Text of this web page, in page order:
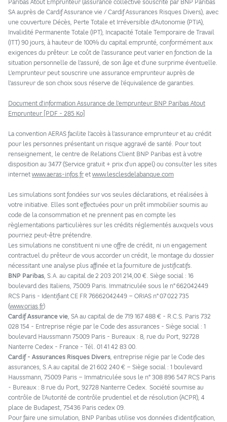
Paribas Atout Emprunteur (assurance collective souscrite par BNP Paribas
SA auprès de Cardif Assurance vie / Cardif Assurances Risques Divers), avec
une couverture Décès, Perte Totale et Irréversible d'Autonomie (PTIA),
Invalidité Permanente Totale (IPT), Incapacité Totale Temporaire de Travail
(ITT) 90 jours, à hauteur de 100% du capital emprunté, conformément aux
exigences du prêteur. Le coût de l'assurance peut varier en fonction de la
situation personnelle de l'assuré, de son âge et d'une surprime éventuelle.
L'emprunteur peut souscrire une assurance emprunteur auprès de
l'assureur de son choix sous réserve de l'équivalence de garanties.
Document d’information Assurance de l’emprunteur BNP Paribas Atout
Emprunteur [PDF - 285 Ko]
La convention AERAS facilite l’accès à l’assurance emprunteur et au crédit
pour les personnes présentant un risque aggravé de santé. Pour tout
renseignement, le centre de Relations Client BNP Paribas est à votre
disposition au 3477 (Service gratuit + prix d’un appel) ou consulter les sites
internet www.aeras-infos.fr et www.lesclesdelabanque.com
Les simulations sont fondées sur vos seules déclarations, et réalisées à
votre initiative. Elles sont effectuées pour un prêt immobilier soumis au
code de la consommation et ne prennent pas en compte les
règlementations particulières sur les crédits réglementés auxquels vous
pourriez peut-être prétendre.
Les simulations ne constituent ni une offre de crédit, ni un engagement
contractuel du prêteur de vous accorder un crédit, le montage du dossier
nécessitant une analyse plus affinée et la fourniture de justificatifs.
BNP Paribas, S.A. au capital de 2 203 201 214,00 €. Siège social : 16
boulevard des Italiens, 75009 Paris. Immatriculée sous le n° 662042449
RCS Paris - Identifiant CE FR 76662042449 – ORIAS n° 07 022 735
(www.orias.fr)
Cardif Assurance vie, SA au capital de de 719 167 488 € - R.C.S. Paris 732
028 154 - Entreprise régie par le Code des assurances - Siège social : 1
boulevard Haussmann 75009 Paris - Bureaux : 8, rue du Port, 92728
Nanterre Cedex - France - Tél. 01 41 42 83 00.
Cardif - Assurances Risques Divers, entreprise régie par le Code des
assurances, S.A.au capital de 21 602 240 € – Siège social : 1 boulevard
Haussmann, 75009 Paris – Immatriculée sous le n° 308 896 547 RCS Paris
- Bureaux : 8 rue du Port, 92728 Nanterre Cedex. Société soumise au
contrôle de l’Autorité de contrôle prudentiel et de résolution (ACPR), 4
place de Budapest, 75436 Paris cedex 09. ​
Pour faire une simulation, BNP Paribas utilise vos données d’identification,